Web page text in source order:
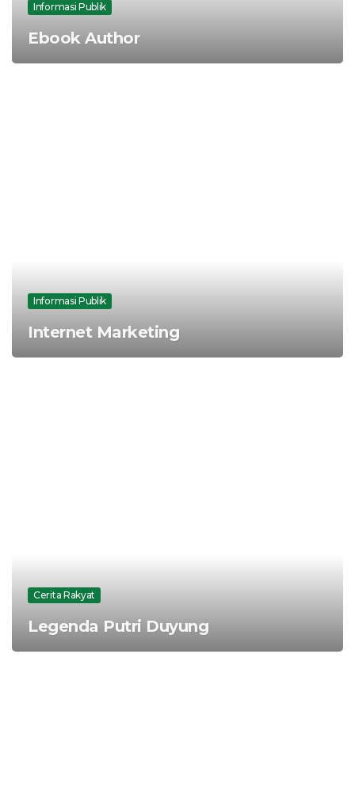
Informasi Publik
Ebook Author
Informasi Publik
Internet Marketing
Cerita Rakyat
Legenda Putri Duyung